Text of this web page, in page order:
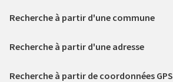
Recherche à partir d'une commune
Recherche à partir d'une adresse
Recherche à partir de coordonnées GPS